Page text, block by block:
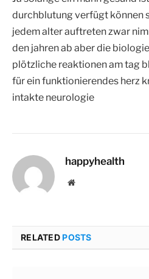
durchblutung verfügt können
jedem alter auftreten zwar
den jahren ab aber die
plötzliche reaktionen am tag
für ein funktionierendes herz
intakte neurologie
happyhealth
Website
RELATED POSTS